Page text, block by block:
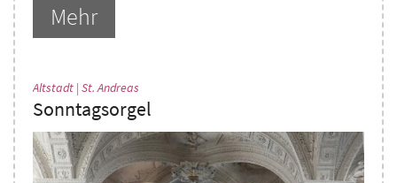
Mehr
Altstadt | St. Andreas
Sonntagsorgel